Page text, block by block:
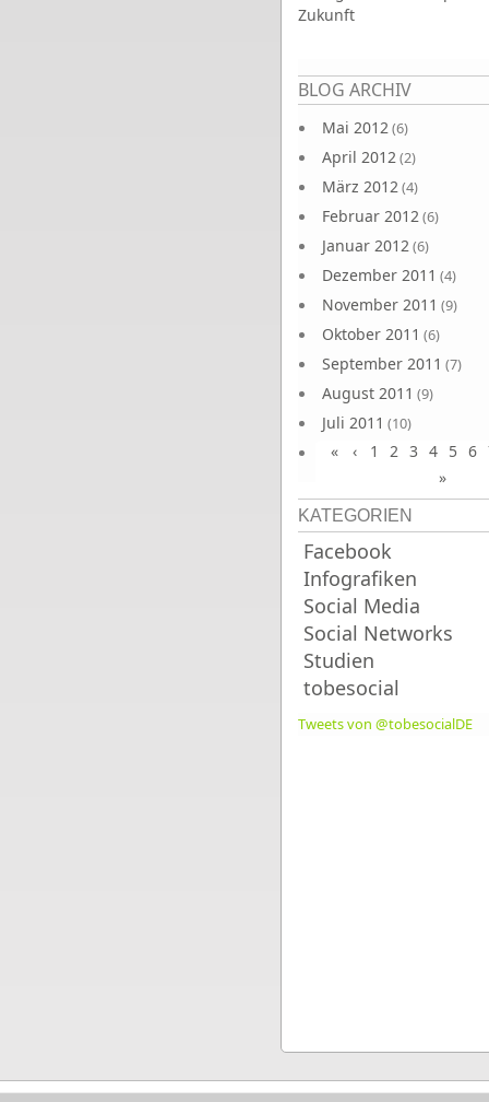
Zukunft
BLOG ARCHIV
Mai 2012(6)
April 2012(2)
März 2012(4)
Februar 2012(6)
Januar 2012(6)
Dezember 2011 (4)
November 2011 (9)
Oktober 2011 (6)
September 2011 (7)
August 2011 (9)
Juli 2011 (10)
Juni 2011(9)
Seiten
« ‹ 1 2 3 4 5 6
»
KATEGORIEN
Facebook
Infografiken
Social Media
Social Networks
Studien
tobesocial
Tweets von @tobesocialDE